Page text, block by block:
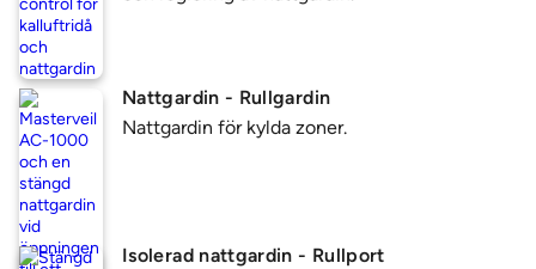
Nattgardin - Rullgardin
Nattgardin för kylda zoner.
Isolerad nattgardin - Rullport